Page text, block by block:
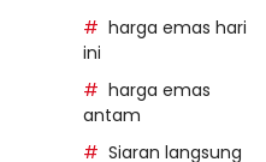
harga emas hari
ini
harga emas
antam
Siaran langsung